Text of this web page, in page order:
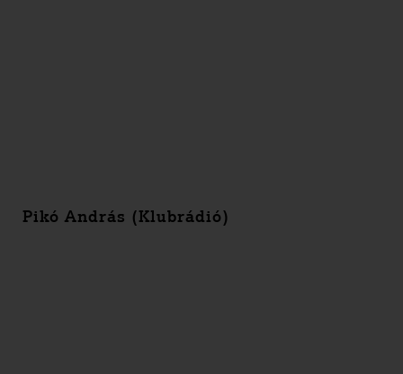
Pikó András (Klubrádió)